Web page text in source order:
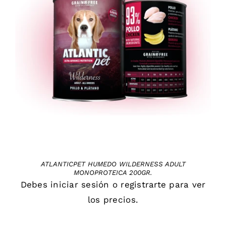
DETAILS
ATLANTICPET HUMEDO WILDERNESS ADULT
MONOPROTEICA 200GR.
Debes iniciar sesión o registrarte para ver
los precios.